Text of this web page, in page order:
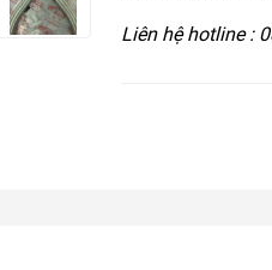
Liên hệ hotline :